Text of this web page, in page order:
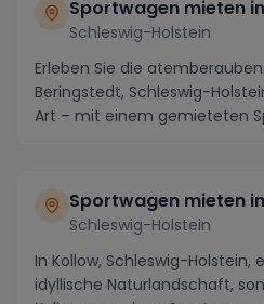
Sportwagen mieten
Schleswig-Holstein
Erleben Sie die
Beringstedt, Schleswig-
Art – mit einem gemieteten
Sportwagen mieten
Schleswig-Holstein
In Kollow, Schleswig-
idyllische Naturlandschaft,